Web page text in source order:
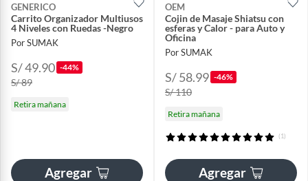
GENERICO
Carrito Organizador Multiusos
4 Niveles con Ruedas -Negro
Por SUMAK
S/ 49.90 -44%
S/ 89
Retira mañana
Agregar
OEM
Cojin de Masaje Shiatsu con
esferas y Calor - para Auto y
Oficina
Por SUMAK
S/ 58.99 -46%
S/ 110
Retira mañana
(1)
Agregar